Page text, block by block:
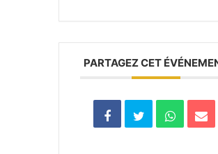
PARTAGEZ CET